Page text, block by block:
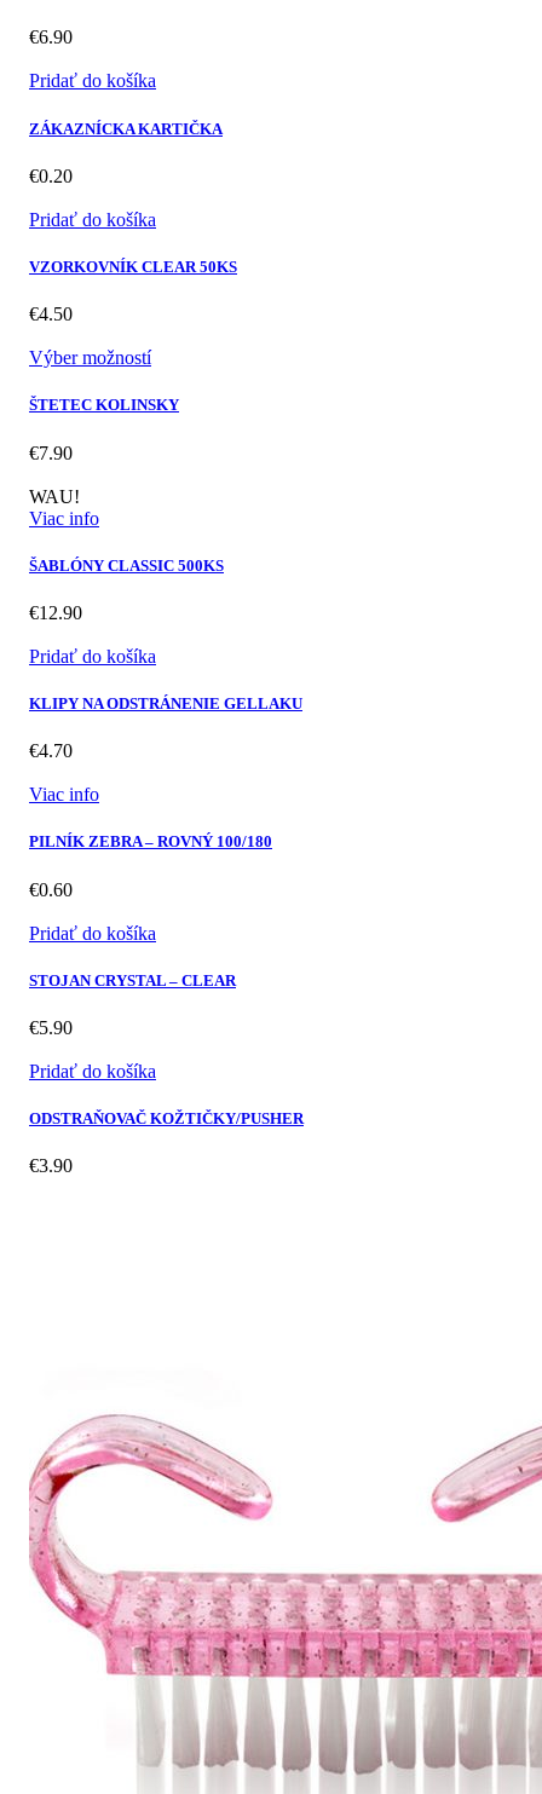
€6.90
Pridať do košíka
ZÁKAZNÍCKA KARTIČKA
€0.20
Pridať do košíka
VZORKOVNÍK CLEAR 50KS
€4.50
Výber možností
ŠTETEC KOLINSKY
€7.90
WAU!
Viac info
ŠABLÓNY CLASSIC 500KS
€12.90
Pridať do košíka
KLIPY NA ODSTRÁNENIE GELLAKU
€4.70
Viac info
PILNÍK ZEBRA – ROVNÝ 100/180
€0.60
Pridať do košíka
STOJAN CRYSTAL – CLEAR
€5.90
Pridať do košíka
ODSTRAŇOVAČ KOŽTIČKY/PUSHER
€3.90